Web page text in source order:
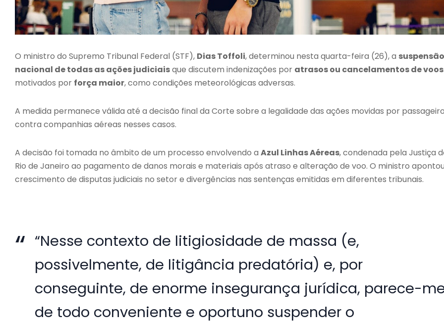
O ministro do Supremo Tribunal Federal (STF), Dias Toffoli, determinou nesta quarta-feira (26), a suspensão
nacional de todas as ações judiciaisque discutem indenizações por atrasos ou cancelamentos de voos
motivados por força maior, como condições meteorológicas adversas.
A medida permanece válida até a decisão final da Corte sobre a legalidade das ações movidas por
contra companhias aéreas nesses casos.
A decisão foi tomada no âmbito de um processo envolvendo a Azul Linhas Aéreas, condenada pela Justiça
Rio de Janeiro ao pagamento de danos morais e materiais após atraso e alteração de voo. O ministro
crescimento de disputas judiciais no setor e divergências nas sentenças emitidas em diferentes tribunais.
“Nesse contexto de litigiosidade de massa (e,
possivelmente, de litigância predatória) e, por
conseguinte, de enorme insegurança jurídica, parece-
de todo conveniente e oportuno suspender o